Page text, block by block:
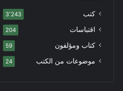
كتب 3٬243
اقتباسات 204
كتاب ومؤلفون 59
موضوعات من الكتب 24